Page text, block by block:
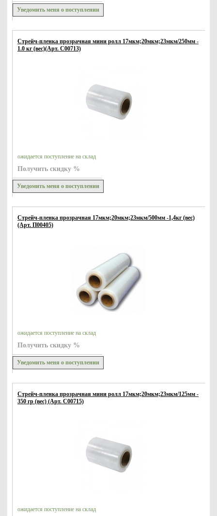
Уведомить меня о поступлении
Стрейч-пленка прозрачная мини ролл 17мкм;20мкм;23мкм/250мм -
1.0 кг (вес)(Арт. С00713)
ожидается поступление на склад
Получить скидку %
Уведомить меня о поступлении
Стрейч-пленка прозрачная 17мкм;20мкм;23мкм/500мм -1,4кг (вес)
(Арт. П00405)
ожидается поступление на склад
Получить скидку %
Уведомить меня о поступлении
Стрейч-пленка прозрачная мини ролл 17мкм;20мкм;23мкм/125мм -
350 гр (вес) (Арт. С00715)
ожидается поступление на склад